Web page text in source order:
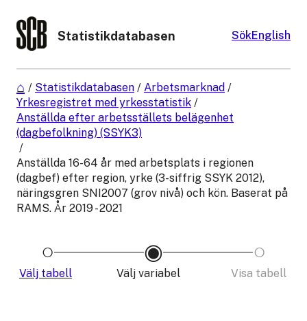
Statistikdatabasen SökEnglish
/ Statistikdatabasen / Arbetsmarknad /
Yrkesregistret med yrkesstatistik /
Anställda efter arbetsställets belägenhet
(dagbefolkning) (SSYK3)
/
Anställda 16-64 år med arbetsplats i regionen
(dagbef) efter region, yrke (3-siffrig SSYK 2012),
näringsgren SNI2007 (grov nivå) och kön. Baserat på
RAMS. År 2019 - 2021
Välj tabell Välj variabel Visa tabell